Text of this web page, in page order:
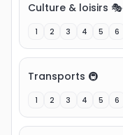
Culture & loisirs 🎭
1 2 3 4 5 6
Transports 🚇
1 2 3 4 5 6